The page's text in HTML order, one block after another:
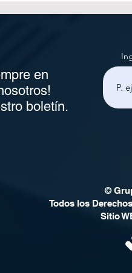
en
boletín.
©
Todos los
Sitio